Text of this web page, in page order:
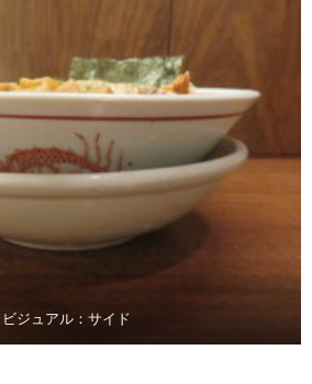
ビジュアル：サイド